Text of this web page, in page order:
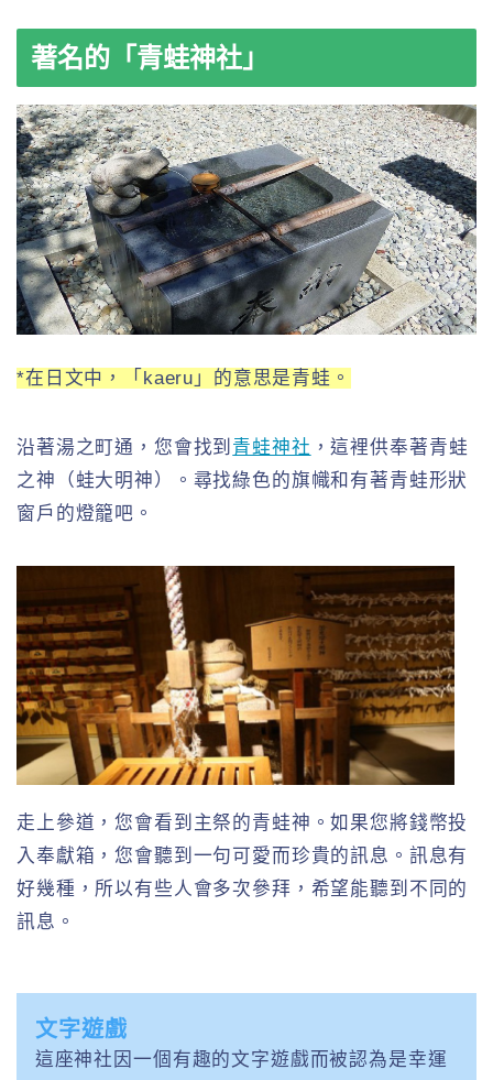
著名的「青蛙神社」
*在日文中，「kaeru」的意思是青蛙。
沿著湯之町通，您會找到 青蛙神社 ，這裡供奉著青蛙
之神（蛙大明神）。尋找綠色的旗幟和有著青蛙形狀
窗戶的燈籠吧。
走上參道，您會看到主祭的青蛙神。如果您將錢幣投
入奉獻箱，您會聽到一句可愛而珍貴的訊息。訊息有
好幾種，所以有些人會多次參拜，希望能聽到不同的
訊息。
文字遊戲
這座神社因一個有趣的文字遊戲而被認為是幸運